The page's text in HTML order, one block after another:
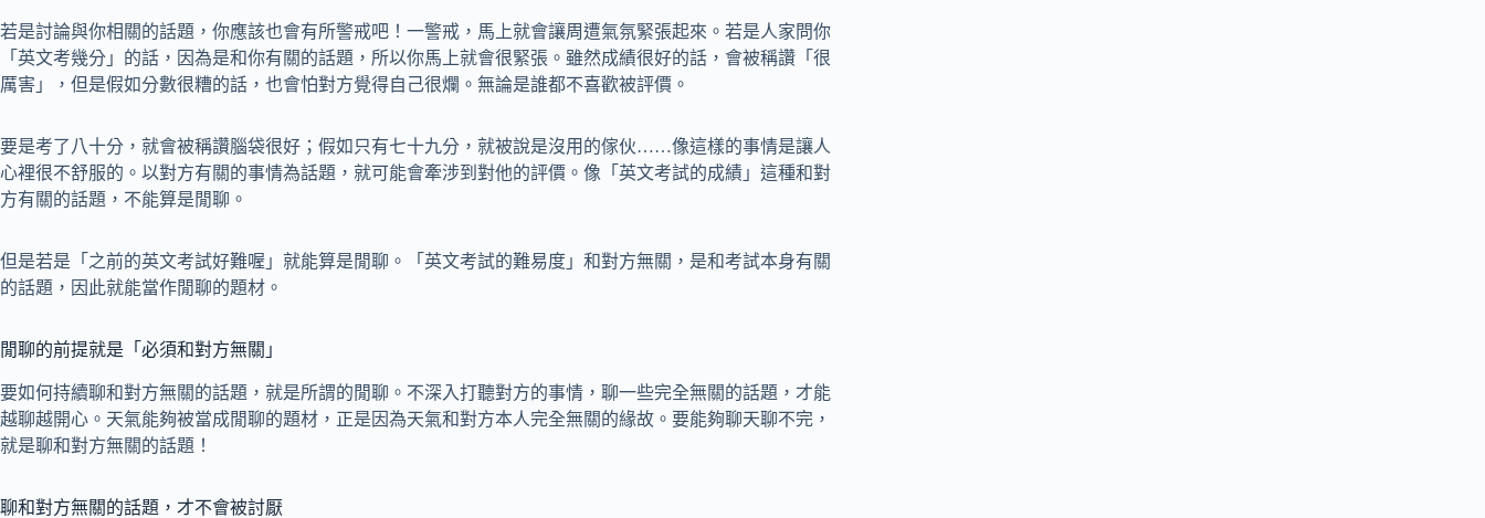
若是討論與你相關的話題，你應該也會有所警戒吧！一警戒，馬上就會讓周遭氣氛緊張起來。若是人家問你
「英文考幾分」的話，因為是和你有關的話題，所以你馬上就會很緊張。雖然成績很好的話，會被稱讚「很
厲害」，但是假如分數很糟的話，也會怕對方覺得自己很爛。無論是誰都不喜歡被評價。
要是考了八十分，就會被稱讚腦袋很好；假如只有七十九分，就被說是沒用的傢伙……像這樣的事情是讓人
心裡很不舒服的。以對方有關的事情為話題，就可能會牽涉到對他的評價。像「英文考試的成績」這種和對
方有關的話題，不能算是閒聊。
但是若是「之前的英文考試好難喔」就能算是閒聊。「英文考試的難易度」和對方無關，是和考試本身有關
的話題，因此就能當作閒聊的題材。
閒聊的前提就是「必須和對方無關」
要如何持續聊和對方無關的話題，就是所謂的閒聊。不深入打聽對方的事情，聊一些完全無關的話題，才能
越聊越開心。天氣能夠被當成閒聊的題材，正是因為天氣和對方本人完全無關的緣故。要能夠聊天聊不完，
就是聊和對方無關的話題！
聊和對方無關的話題，才不會被討厭